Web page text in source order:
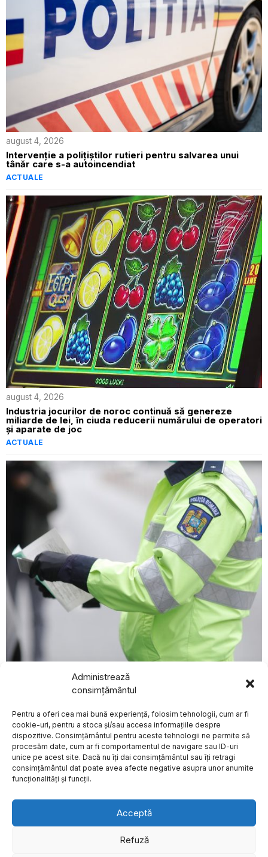
Administrează
consimțământul
Pentru a oferi cea mai bună experiență, folosim tehnologii, cum ar fi
cookie-uri, pentru a stoca și/sau accesa informațiile despre
dispozitive. Consimțământul pentru aceste tehnologii ne permite să
procesăm date, cum ar fi comportamentul de navigare sau ID-uri
unice pe acest site. Dacă nu îți dai consimțământul sau îți retragi
consimțământul dat poate avea afecte negative asupra unor anumite
funcționalități și funcții.
Acceptă
Refuză
august 4, 2026
Intervenție a polițiștilor rutieri pentru salvarea unui
tânăr care s-a autoincendiat
ACTUALE
august 4, 2026
Industria jocurilor de noroc continuă să genereze
miliarde de lei, în ciuda reducerii numărului de operatori
și aparate de joc
ACTUALE
Curtea de Apel București suspendă aplicarea măsurii
de suspendare a permisului pentru neplata amenzilor
ACTUALE
Despre Politica de Confidențialitate Termeni și Conditii
Contact
Cookies
BREAKING NEWS
Radu Miruț infirmă
proveniența dronei
căzute în Galați
Radu Miruț a făcut
declarații referitoare la
dezinformările apărute în
Șeful Agenției
Internaționale pentru
energetică generată
de războiul din
Orientul Mijlociu este
cea mai gravă din